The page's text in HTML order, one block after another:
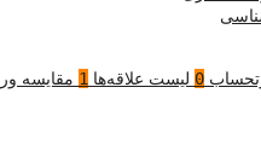
0 لیست علاقه‌ها 1 مقایسه